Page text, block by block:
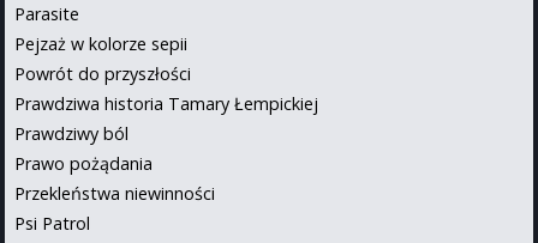
Parasite
Pejzaż w kolorze sepii
Powrót do przyszłości
Prawdziwa historia Tamary Łempickiej
Prawdziwy ból
Prawo pożądania
Przekleństwa niewinności
Psi Patrol